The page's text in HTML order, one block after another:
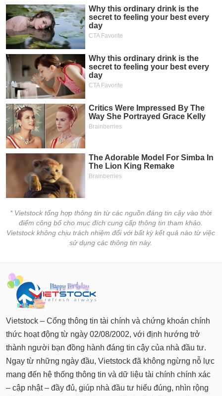
* Vietstock tổng hợp thông tin từ các nguồn đáng tin cậy vào thời
điểm công bố cho mục đích cung cấp thông tin tham khảo.
Vietstock không chịu trách nhiệm đối với bất kỳ kết quả nào từ việc
sử dụng các thông tin này.
Vietstock – Cổng thông tin tài chính và chứng khoán chính
thức hoạt động từ ngày 02/08/2002, với định hướng trở
thành người bạn đồng hành đáng tin cậy của nhà đầu tư.
Ngay từ những ngày đầu, Vietstock đã không ngừng nỗ lực
mang đến hệ thống thông tin và dữ liệu tài chính chính xác
– cập nhật – đầy đủ, giúp nhà đầu tư hiểu đúng, nhìn rộng